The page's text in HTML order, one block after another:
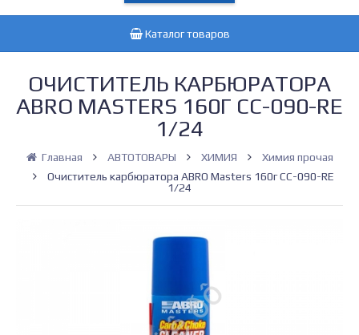
Каталог товаров
ОЧИСТИТЕЛЬ КАРБЮРАТОРА
ABRO MASTERS 160Г CC-090-RE
1/24
Главная АВТОТОВАРЫ ХИМИЯ
Химия прочая
Очиститель карбюратора ABRO Masters 160г CC-090-RE
1/24